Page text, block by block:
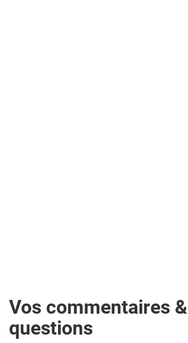
Vos commentaires &
questions